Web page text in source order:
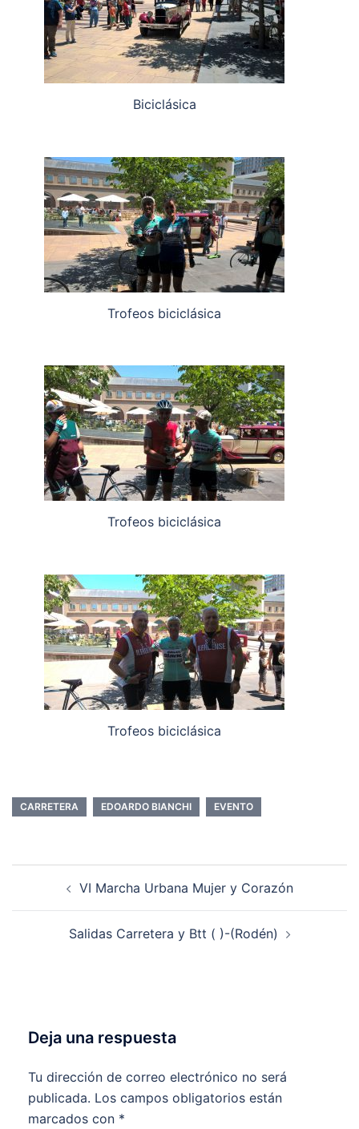
Biciclásica
Trofeos biciclásica
Trofeos biciclásica
Trofeos biciclásica
CARRETERA EDOARDO BIANCHI EVENTO
VI Marcha Urbana Mujer y Corazón
Salidas Carretera y Btt ( )-(Rodén)
Deja una respuesta
Tu dirección de correo electrónico no será
publicada. Los campos obligatorios están
marcados con *